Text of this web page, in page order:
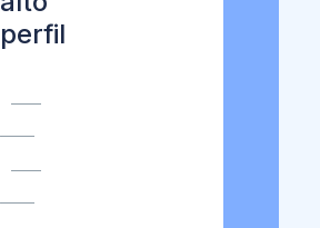
perfil